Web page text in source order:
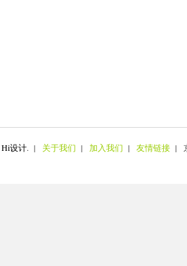
Hi设计. | 关于我们 | 加入我们 | 友情链接 |